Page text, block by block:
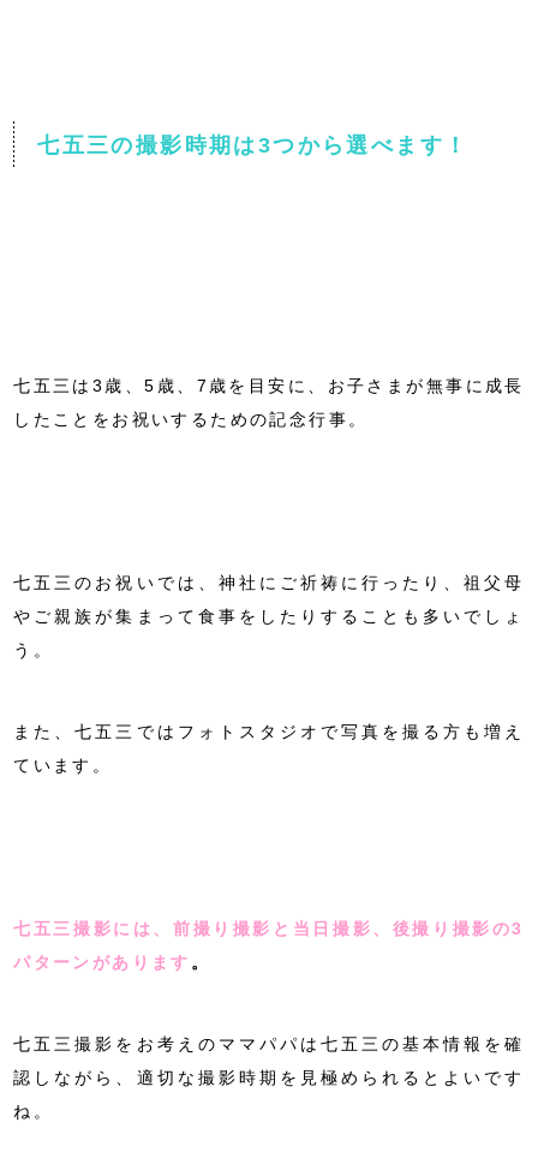
七五三の撮影時期は3つから選べます！
七五三は3歳、5歳、7歳を目安に、お子さまが無事に成長
したことをお祝いするための記念行事。
七五三のお祝いでは、神社にご祈祷に行ったり、祖父母
やご親族が集まって食事をしたりすることも多いでしょ
う。
また、七五三ではフォトスタジオで写真を撮る方も増え
ています。
七五三撮影には、前撮り撮影と当日撮影、後撮り撮影の3
パターンがあります 。
七五三撮影をお考えのママパパは七五三の基本情報を確
認しながら、適切な撮影時期を見極められるとよいです
ね。